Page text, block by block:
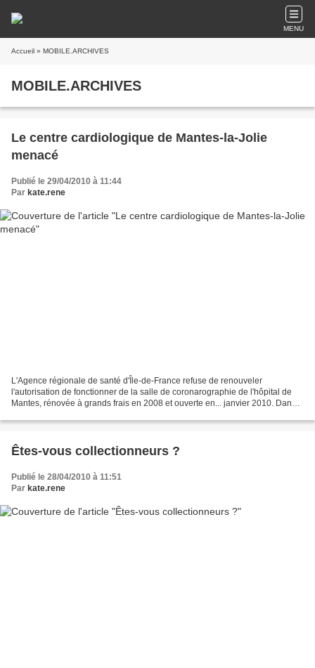
MENU
Accueil » MOBILE.ARCHIVES
MOBILE.ARCHIVES
Le centre cardiologique de Mantes-la-Jolie
menacé
Publié le 29/04/2010 à 11:44
Par kate.rene
L'Agence régionale de santé d'Île-de-France refuse de renouveler
l'autorisation de fonctionner de la salle de coronarographie de l'hôpital de
Mantes, rénovée à grands frais en 2008 et ouverte en... janvier 2010. Dans
Êtes-vous collectionneurs ?
Publié le 28/04/2010 à 11:51
Par kate.rene